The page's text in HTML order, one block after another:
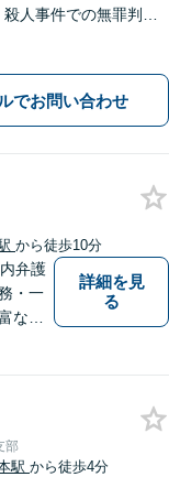
人事件での無罪判決
対応可、夜間休日対応
場あり（無料）
でお問い合わせ
から徒歩10分
弁護
・一
な実
詳細を見
る
部
駅 から徒歩4分